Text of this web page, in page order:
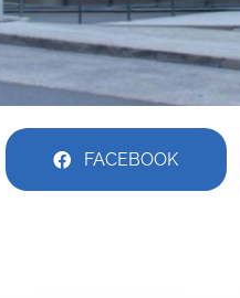
FACEBOOK